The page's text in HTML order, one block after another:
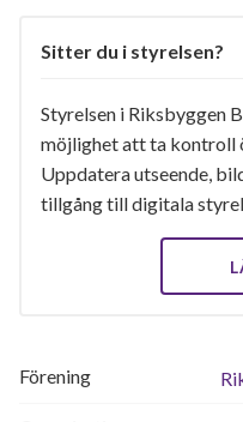
Sitter du i styrelsen?
Styrelsen i Riksbyggen
möjlighet att ta kontroll
Uppdatera utseende,
tillgång till digitala
Förening